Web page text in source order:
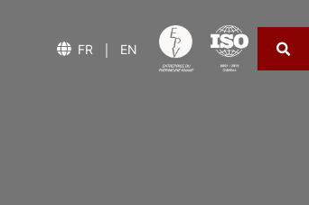
FR ｜ EN